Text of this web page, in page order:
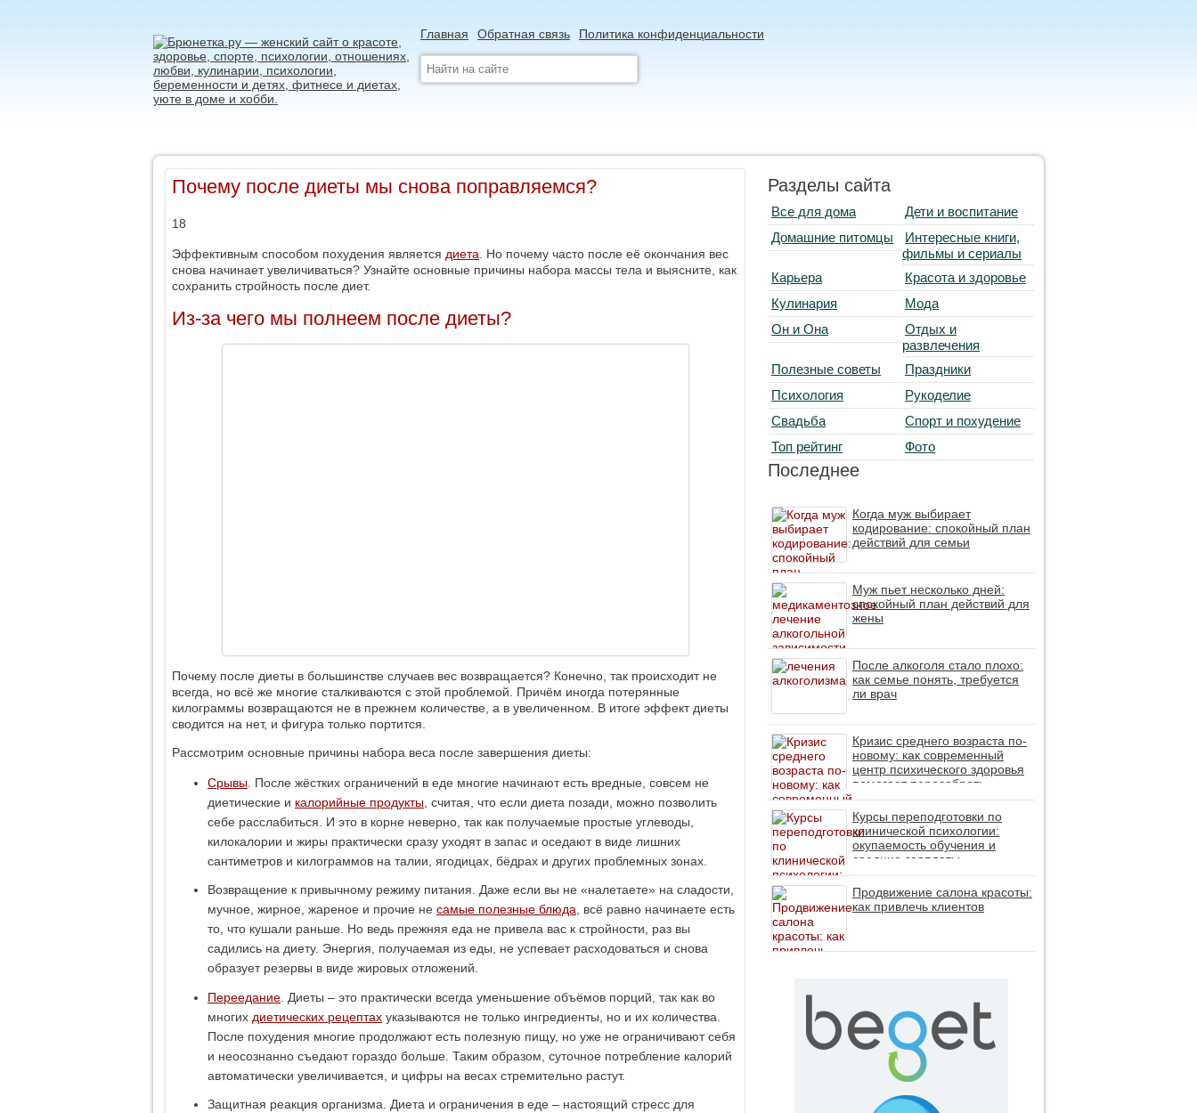
Главная Обратная связь Политика конфиденциальности
Почему после диеты мы снова поправляемся?
18
Эффективным способом похудения является диета . Но почему часто после её окончания вес
снова начинает увеличиваться? Узнайте основные причины набора массы тела и выясните, как
сохранить стройность после диет.
Из-за чего мы полнеем после диеты?
Почему после диеты в большинстве случаев вес возвращается? Конечно, так происходит не
всегда, но всё же многие сталкиваются с этой проблемой. Причём иногда потерянные
килограммы возвращаются не в прежнем количестве, а в увеличенном. В итоге эффект диеты
сводится на нет, и фигура только портится.
Рассмотрим основные причины набора веса после завершения диеты:
Срывы . После жёстких ограничений в еде многие начинают есть вредные, совсем не
диетические и калорийные продукты , считая, что если диета позади, можно позволить
себе расслабиться. И это в корне неверно, так как получаемые простые углеводы,
килокалории и жиры практически сразу уходят в запас и оседают в виде лишних
сантиметров и килограммов на талии, ягодицах, бёдрах и других проблемных зонах.
Возвращение к привычному режиму питания. Даже если вы не «налетаете» на сладости,
мучное, жирное, жареное и прочие не самые полезные блюда , всё равно начинаете есть
то, что кушали раньше. Но ведь прежняя еда не привела вас к стройности, раз вы
садились на диету. Энергия, получаемая из еды, не успевает расходоваться и снова
образует резервы в виде жировых отложений.
Переедание . Диеты – это практически всегда уменьшение объёмов порций, так как во
многих диетических рецептах указываются не только ингредиенты, но и их количества.
После похудения многие продолжают есть полезную пищу, но уже не ограничивают себя
и неосознанно съедают гораздо больше. Таким образом, суточное потребление калорий
автоматически увеличивается, и цифры на весах стремительно растут.
Защитная реакция организма. Диета и ограничения в еде – настоящий стресс для
Разделы сайта
Все для дома
Дети и воспитание
Домашние питомцы
Интересные книги,
фильмы и сериалы
Карьера
Красота и здоровье
Кулинария
Мода
Он и Она
Отдых и
развлечения
Полезные советы
Праздники
Психология
Рукоделие
Свадьба
Спорт и похудение
Топ рейтинг
Фото
Последнее
Когда муж выбирает
кодирование: спокойный план
действий для семьи
Муж пьет несколько дней:
спокойный план действий для
жены
После алкоголя стало плохо:
как семье понять, требуется
ли врач
Кризис среднего возраста по-
новому: как современный
центр психического здоровья
помогает пересобрать
личность без таблеток (методы
ДПДГ и КПТ)
Курсы переподготовки по
клинической психологии:
окупаемость обучения и
средние зарплаты
специалистов в 2026 году
Продвижение салона красоты:
как привлечь клиентов